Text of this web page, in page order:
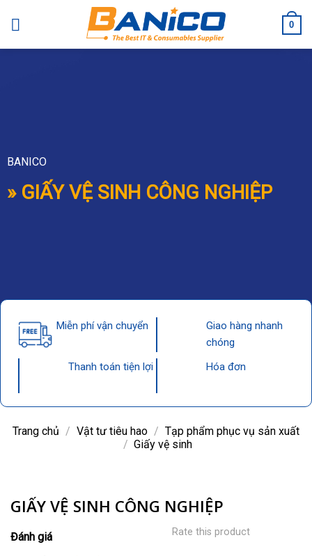
0
BANICO
» GIẤY VỆ SINH CÔNG NGHIỆP
Miễn phí vận chuyển
Giao hàng nhanh
chóng
Thanh toán tiện lợi
Hóa đơn
Trang chủ / Vật tư tiêu hao / Tạp phẩm phục vụ sản xuất
/ Giấy vệ sinh
GIẤY VỆ SINH CÔNG NGHIỆP
Đánh giá Rate this product